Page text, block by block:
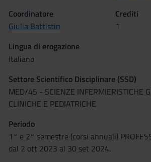
Coordinatore
Giulia Battistin
Crediti
1
Lingua di erogazione
Italiano
Settore Scientifico Disciplinare (SSD)
MED/45 - SCIENZE INFERMIERISTICHE
CLINICHE E PEDIATRICHE
Periodo
1° e 2° semestre (corsi annuali)
dal 2 ott 2023 al 30 set 2024.